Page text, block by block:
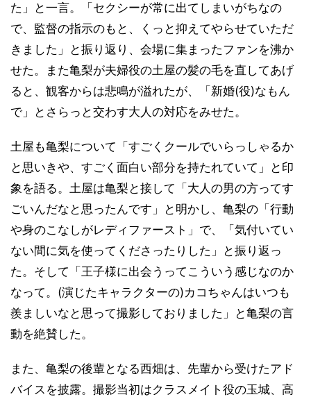
た」と一言。「セクシーが常に出てしまいがちなの
で、監督の指示のもと、くっと抑えてやらせていただ
きました」と振り返り、会場に集まったファンを沸か
せた。また亀梨が夫婦役の土屋の髪の毛を直してあげ
ると、観客からは悲鳴が溢れたが、「新婚(役)なもん
で」とさらっと交わす大人の対応をみせた。
土屋も亀梨について「すごくクールでいらっしゃるか
と思いきや、すごく面白い部分を持たれていて」と印
象を語る。土屋は亀梨と接して「大人の男の方ってす
ごいんだなと思ったんです」と明かし、亀梨の「行動
や身のこなしがレディファースト」で、「気付いてい
ない間に気を使ってくださったりした」と振り返っ
た。そして「王子様に出会うってこういう感じなのか
なって。(演じたキャラクターの)カコちゃんはいつも
羨ましいなと思って撮影しておりました」と亀梨の言
動を絶賛した。
また、亀梨の後輩となる西畑は、先輩から受けたアド
バイスを披露。撮影当初はクラスメイト役の玉城、高